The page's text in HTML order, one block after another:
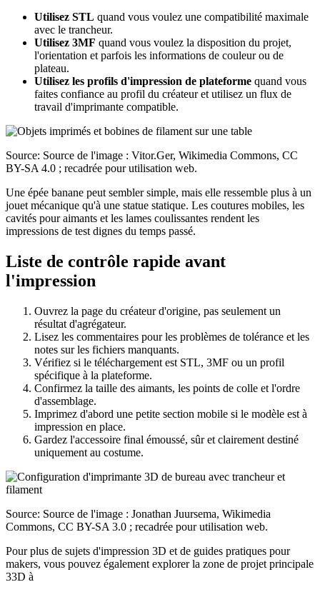
Utilisez STL quand vous voulez une compatibilité maximale
avec le trancheur.
Utilisez 3MF quand vous voulez la disposition du projet,
l'orientation et parfois les informations de couleur ou de
plateau.
Utilisez les profils d'impression de plateforme quand vous
faites confiance au profil du créateur et utilisez un flux de
travail d'imprimante compatible.
Source: Source de l'image : Vitor.Ger, Wikimedia Commons, CC
BY-SA 4.0 ; recadrée pour utilisation web.
Une épée banane peut sembler simple, mais elle ressemble plus à un
jouet mécanique qu'à une statue statique. Les coutures mobiles, les
cavités pour aimants et les lames coulissantes rendent les
impressions de test dignes du temps passé.
Liste de contrôle rapide avant
l'impression
Ouvrez la page du créateur d'origine, pas seulement un
résultat d'agrégateur.
Lisez les commentaires pour les problèmes de tolérance et les
notes sur les fichiers manquants.
Vérifiez si le téléchargement est STL, 3MF ou un profil
spécifique à la plateforme.
Confirmez la taille des aimants, les points de colle et l'ordre
d'assemblage.
Imprimez d'abord une petite section mobile si le modèle est à
impression en place.
Gardez l'accessoire final émoussé, sûr et clairement destiné
uniquement au costume.
Source: Source de l'image : Jonathan Juursema, Wikimedia
Commons, CC BY-SA 3.0 ; recadrée pour utilisation web.
Pour plus de sujets d'impression 3D et de guides pratiques pour
makers, vous pouvez également explorer la zone de projet principale
33D à